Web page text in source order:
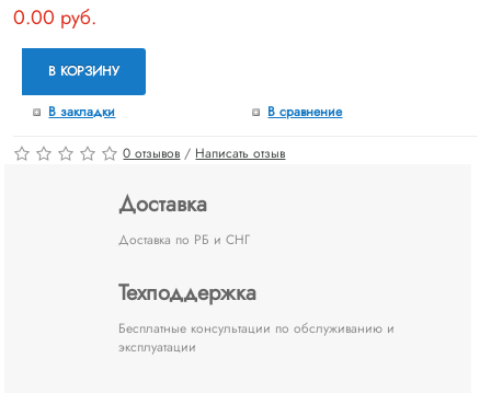
0.00 руб.
В КОРЗИНУ
В закладки В сравнение
0 отзывов / Написать отзыв
Доставка
Доставка по РБ и СНГ
Техподдержка
Бесплатные консультации по обслуживанию и
эксплуатации